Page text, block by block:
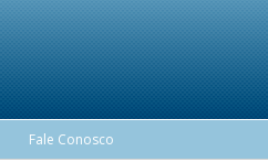
Fale Conosco